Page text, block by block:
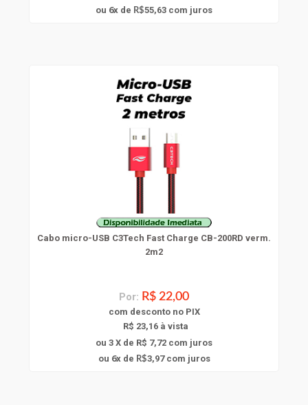
ou 6x de R$55,63 com juros
Cabo micro-USB C3Tech Fast Charge CB-200RD verm.
2m2
Por: R$ 22,00
com desconto no PIX
R$ 23,16 à vista
ou 3 X de R$ 7,72 com juros
ou 6x de R$3,97com juros